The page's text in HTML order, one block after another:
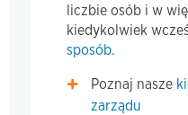
liczbie osób i w
kiedykolwiek
sposób.
Poznaj nasze
zarządu